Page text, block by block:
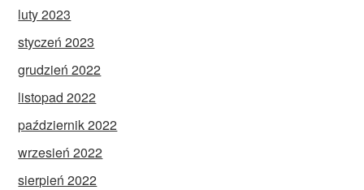
luty 2023
styczeń 2023
grudzień 2022
listopad 2022
październik 2022
wrzesień 2022
sierpień 2022